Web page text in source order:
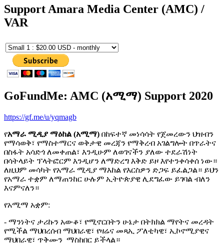
Support Amara Media Center (AMC) /
VAR
GoFundMe: AMC (አሚማ) Support 2020
https://gf.me/u/yqmagb
የአማራ ሚዲያ ማዕከል (አሚማ) በከፍተኛ መነሳሳት የጀመረውን ህዝብን
የማሳወቅ፣ የማስተማርና ወቅታዊ መረጃን የማቅረብ አገልግሎት በጥራትና
በስፋት አሳድጎ ለመቀጠል፣ እንዲሁም ለወገናችን ያለው ተደራሽነት
በሳትላይት ፕላትፎርም እንዲሆን ለማድረግ እቅድ ይዞ እየተንቀሳቀሰ ነው።
ለዚህም መሳካት የአማራ ሚዲያ ማእከል የእርስዎን ድጋፍ ይፈልጋል። ይህን
የአማራ ተቋም ለማጠንከር ሁሉም ኢትዮጵያዊ ሊደግፈው ይገባል ብለን
እናምናለን።
የአሚማ አቋም:
- ማንነትና ታሪኩን አውቆ፣ የሚኖርበትን ሁኔታ በትክክል ማየትና መረዳት
የሚችል ማህበረሰብ ማህበራዊ፣ የዛሬና መጻኢ ፖለቲካዊ፣ ኢኮኖሚያዊና
ማህበራዊ፣ ጥቅሙን ማስከበር ይችላል።